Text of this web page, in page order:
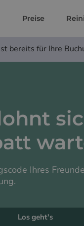
Preise
bereits für Ihre
Ihres
Los geht's